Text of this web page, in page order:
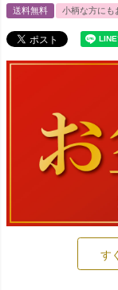
送料無料 小柄な方にも
す